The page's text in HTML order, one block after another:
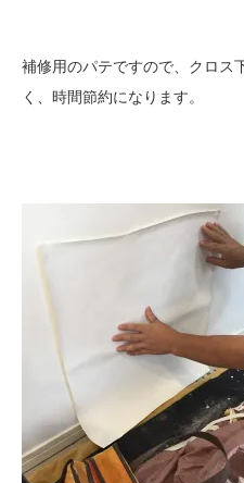
補修用のパテですので、クロ
く、時間節約になります。